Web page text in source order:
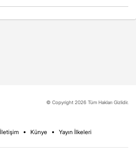
© Copyright 2026 Tüm Hakları Gizlidir.
İletişim Künye Yayın İlkeleri